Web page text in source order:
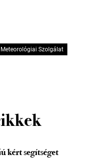
Szolgálat
kért segítséget